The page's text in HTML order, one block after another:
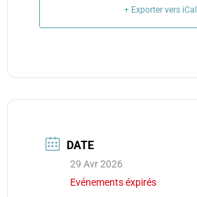
+ Exporter vers iCal
DATE
29 Avr 2026
Evénements éxpirés